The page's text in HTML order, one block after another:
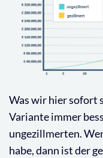
Was wir hier sofort
Variante immer
ungezillmerten.
habe, dann ist der